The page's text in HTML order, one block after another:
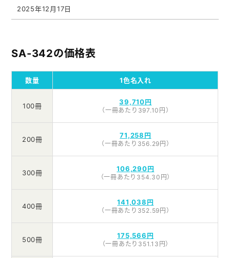
2025年12月17日
SA-342の価格表
数量 1色名入れ
100冊 39,710円
（一冊あたり397.10円）
200冊 71,258円
（一冊あたり356.29円）
300冊 106,290円
（一冊あたり354.30円）
400冊 141,038円
（一冊あたり352.59円）
500冊 175,566円
（一冊あたり351.13円）